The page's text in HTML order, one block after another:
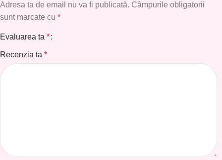
Adresa ta de email nu va fi publicată. Câmpurile obligatorii
sunt marcate cu *
Evaluarea ta *
Recenzia ta *